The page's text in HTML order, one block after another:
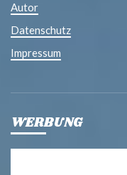
Autor
Datenschutz
Impressum
WERBUNG